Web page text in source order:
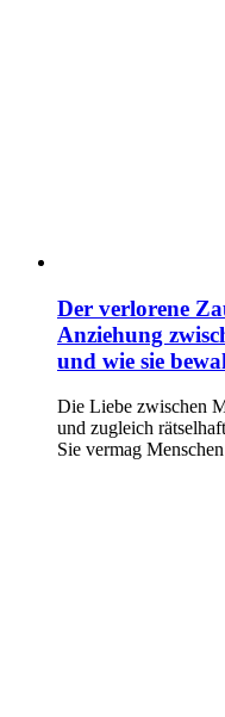
Der verlorene
Anziehung
und wie sie
Die Liebe zwischen
und zugleich
Sie vermag